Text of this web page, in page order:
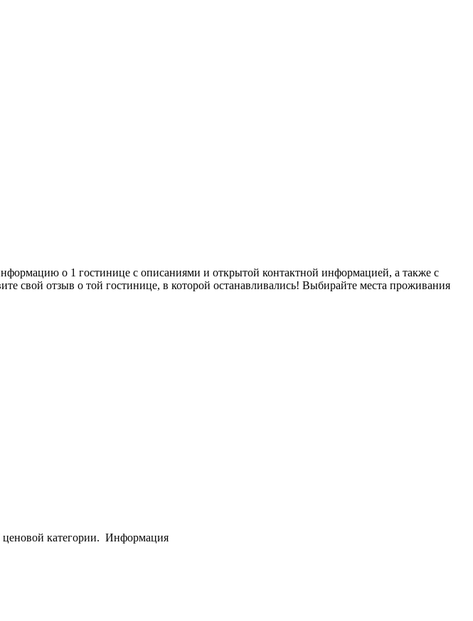
о 1 гостинице с описаниями и открытой контактной информацией, а также с
свой отзыв о той гостинице, в которой останавливались! Выбирайте места проживания
категории. Информация